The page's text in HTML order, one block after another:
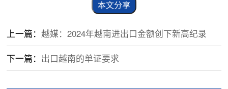
本文分享
上一篇：越媒：2024年越南进出口金额创下新高纪录
下一篇： 出口越南的单证要求